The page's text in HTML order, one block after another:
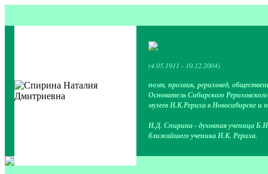
(4.05.1911 - 10.12.2004)
поэт, прозаик, рериховед,
Основатель Сибирского
музеев Н.К.Рериха в Новосибирске и
Н.Д. Спирина - духовная ученица
ближайшего ученика Н.К. Рериха.